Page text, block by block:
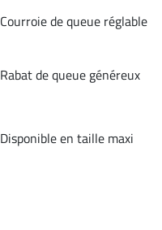
Courroie de queue réglable
Rabat de queue généreux
Disponible en taille maxi